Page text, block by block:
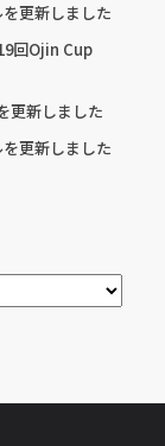
更新しました
回Ojin Cup
更新しました
更新しました